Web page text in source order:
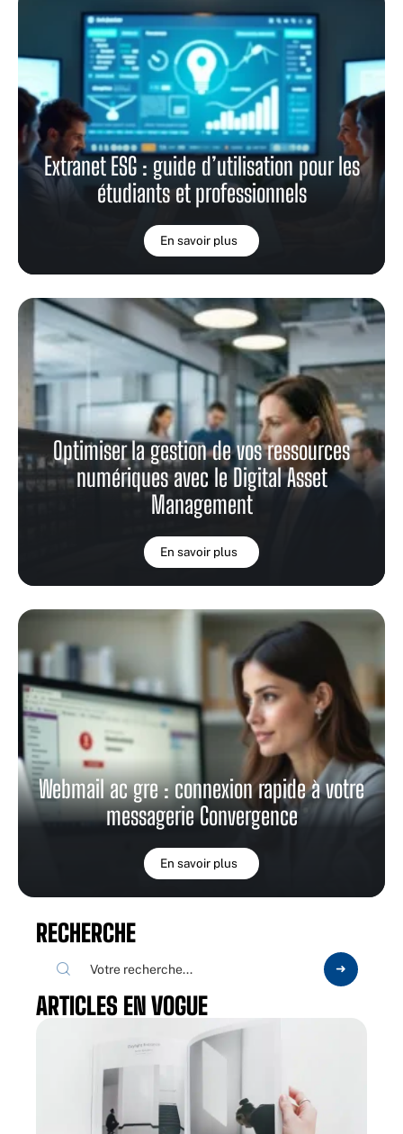
Extranet ESG : guide d’utilisation pour les
étudiants et professionnels
En savoir plus
Optimiser la gestion de vos ressources
numériques avec le Digital Asset
Management
En savoir plus
Webmail ac gre : connexion rapide à votre
messagerie Convergence
En savoir plus
RECHERCHE
ARTICLES EN VOGUE